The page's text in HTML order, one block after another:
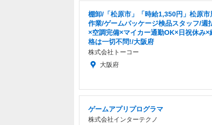
棚卸/「松原市」「時給1,350円」松原市
作業/ゲームパッケージ検品スタッフ/週
×空調完備×マイカー通勤OK×日祝休み×
格は一切不問!/大阪府
株式会社トーコー
大阪府
ゲームアプリプログラマ
株式会社インターテクノ